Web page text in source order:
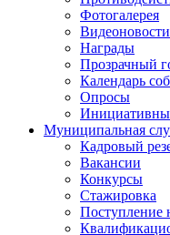
Фотогалерея
Видеоновости
Награды
Прозрачный
Календарь
Опросы
Муниципальная
Кадровый
Вакансии
Конкурсы
Стажировка
Поступление